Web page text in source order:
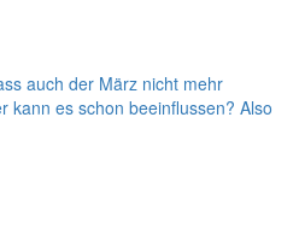
auch der März nicht mehr
kann es schon beeinflussen? Also